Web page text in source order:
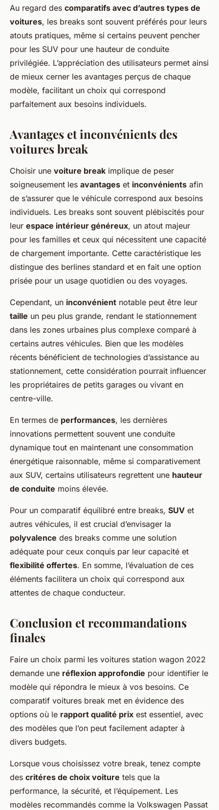
Au regard des comparatifs avec d’autres types de
voitures, les breaks sont souvent préférés pour leurs
atouts pratiques, même si certains peuvent pencher
pour les SUV pour une hauteur de conduite
privilégiée. L’appréciation des utilisateurs permet ainsi
de mieux cerner les avantages perçus de chaque
modèle, facilitant un choix qui correspond
parfaitement aux besoins individuels.
Avantages et inconvénients des
voitures break
Choisir une voiture break implique de peser
soigneusement les avantages et inconvénients afin
de s’assurer que le véhicule correspond aux besoins
individuels. Les breaks sont souvent plébiscités pour
leur espace intérieur généreux, un atout majeur
pour les familles et ceux qui nécessitent une capacité
de chargement importante. Cette caractéristique les
distingue des berlines standard et en fait une option
prisée pour un usage quotidien ou des voyages.
Cependant, un inconvénient notable peut être leur
taille un peu plus grande, rendant le stationnement
dans les zones urbaines plus complexe comparé à
certains autres véhicules. Bien que les modèles
récents bénéficient de technologies d’assistance au
stationnement, cette considération pourrait influencer
les propriétaires de petits garages ou vivant en
centre-ville.
En termes de performances, les dernières
innovations permettent souvent une conduite
dynamique tout en maintenant une consommation
énergétique raisonnable, même si comparativement
aux SUV, certains utilisateurs regrettent une hauteur
de conduite moins élevée.
Pour un comparatif équilibré entre breaks, SUV et
autres véhicules, il est crucial d’envisager la
polyvalence des breaks comme une solution
adéquate pour ceux conquis par leur capacité et
flexibilité offertes. En somme, l’évaluation de ces
éléments facilitera un choix qui correspond aux
attentes de chaque conducteur.
Conclusion et recommandations
finales
Faire un choix parmi les voitures station wagon 2022
demande une réflexion approfondie pour identifier le
modèle qui répondra le mieux à vos besoins. Ce
comparatif voitures break met en évidence des
options où le rapport qualité prix est essentiel, avec
des modèles que l’on peut facilement adapter à
divers budgets.
Lorsque vous choisissez votre break, tenez compte
des critéres de choix voiture tels que la
performance, la sécurité, et l’équipement. Les
modèles recommandés comme la Volkswagen Passat